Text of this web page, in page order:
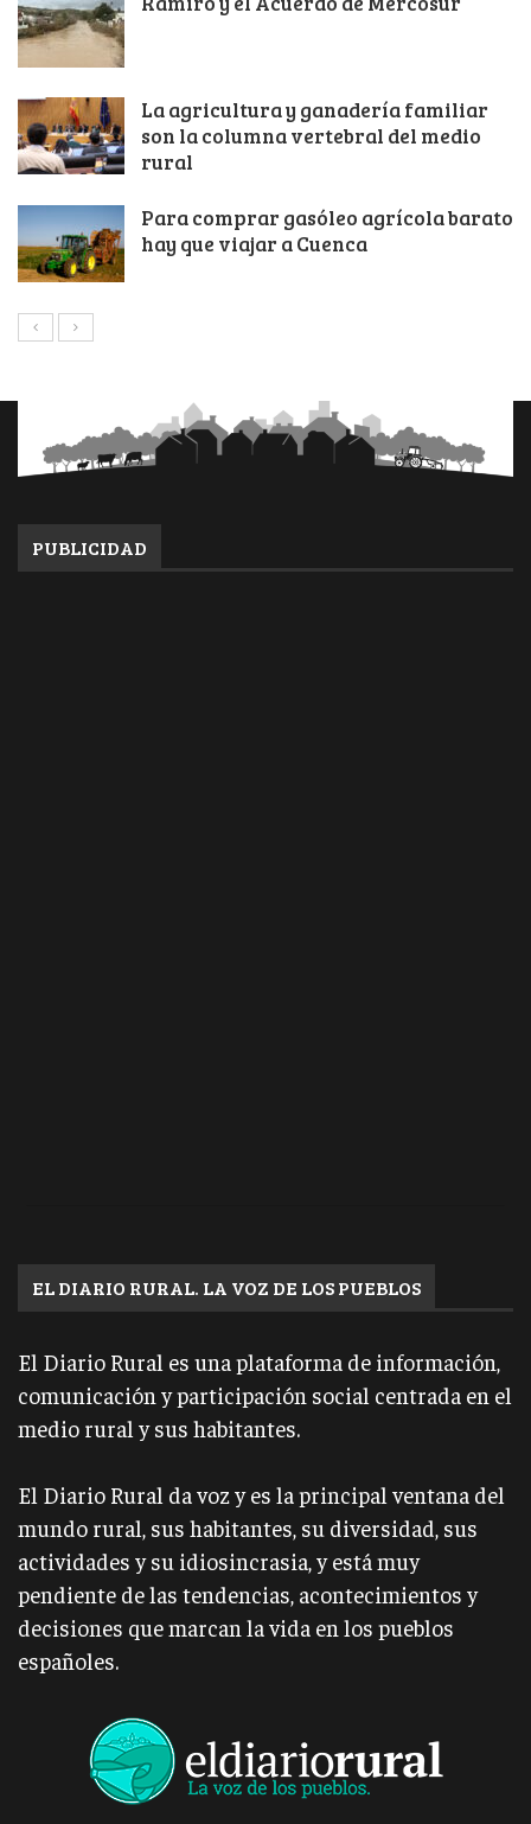
La agricultura y ganadería familiar
son la columna vertebral del medio
rural
Para comprar gasóleo agrícola barato
hay que viajar a Cuenca
PUBLICIDAD
EL DIARIO RURAL. LA VOZ DE LOS PUEBLOS
El Diario Rural es una plataforma de información,
comunicación y participación social centrada en el
medio rural y sus habitantes.
El Diario Rural da voz y es la principal ventana del
mundo rural, sus habitantes, su diversidad, sus
actividades y su idiosincrasia, y está muy
pendiente de las tendencias, acontecimientos y
decisiones que marcan la vida en los pueblos
españoles.